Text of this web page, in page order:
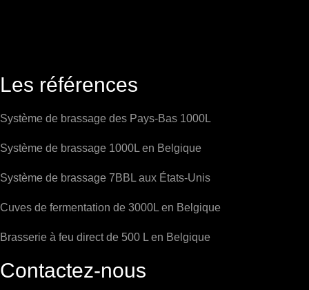
Les références
Système de brassage des Pays-Bas 1000L
Système de brassage 1000L en Belgique
Système de brassage 7BBL aux États-Unis
Cuves de fermentation de 3000L en Belgique
Brasserie à feu direct de 500 L en Belgique
Contactez-nous